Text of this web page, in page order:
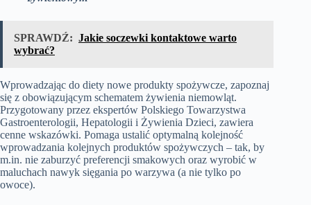
SPRAWDŹ: Jakie soczewki kontaktowe warto
wybrać?
Wprowadzając do diety nowe produkty spożywcze, zapoznaj
się z obowiązującym schematem żywienia niemowląt.
Przygotowany przez ekspertów Polskiego Towarzystwa
Gastroenterologii, Hepatologii i Żywienia Dzieci, zawiera
cenne wskazówki. Pomaga ustalić optymalną kolejność
wprowadzania kolejnych produktów spożywczych – tak, by
m.in. nie zaburzyć preferencji smakowych oraz wyrobić w
maluchach nawyk sięgania po warzywa (a nie tylko po
owoce).